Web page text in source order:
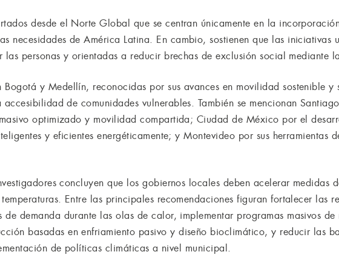
desde el Norte Global que se centran únicamente en la
necesidades de América Latina. En cambio, sostienen que las iniciativas
las personas y orientadas a reducir brechas de exclusión social mediante
Bogotá y Medellín, reconocidas por sus avances en movilidad sostenible y
de comunidades vulnerables. También se mencionan
optimizado y movilidad compartida; Ciudad de México por el
y eficientes energéticamente; y Montevideo por sus herramientas
concluyen que los gobiernos locales deben acelerar medidas
Entre las principales recomendaciones figuran fortalecer las
demanda durante las olas de calor, implementar programas masivos de
basadas en enfriamiento pasivo y diseño bioclimático, y reducir las
de políticas climáticas a nivel municipal.